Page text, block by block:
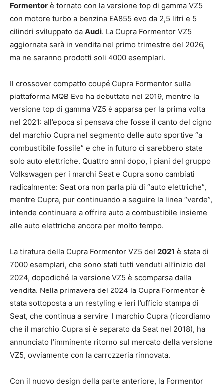
Formentor è tornato con la versione top di gamma VZ5
con motore turbo a benzina EA855 evo da 2,5 litri e 5
cilindri sviluppato da Audi. La Cupra Formentor VZ5
aggiornata sarà in vendita nel primo trimestre del 2026,
ma ne saranno prodotti soli 4000 esemplari.
Il crossover compatto coupé Cupra Formentor sulla
piattaforma MQB Evo ha debuttato nel 2019, mentre la
versione top di gamma VZ5 è apparsa per la prima volta
nel 2021: all’epoca si pensava che fosse il canto del cigno
del marchio Cupra nel segmento delle auto sportive “a
combustibile fossile” e che in futuro ci sarebbero state
solo auto elettriche. Quattro anni dopo, i piani del gruppo
Volkswagen per i marchi Seat e Cupra sono cambiati
radicalmente: Seat ora non parla più di “auto elettriche”,
mentre Cupra, pur continuando a seguire la linea “verde”,
intende continuare a offrire auto a combustibile insieme
alle auto elettriche ancora per molto tempo.
La tiratura della Cupra Formentor VZ5 del 2021 è stata di
7000 esemplari, che sono stati tutti venduti all’inizio del
2024, dopodiché la versione VZ5 è scomparsa dalla
vendita. Nella primavera del 2024 la Cupra Formentor è
stata sottoposta a un restyling e ieri l’ufficio stampa di
Seat, che continua a servire il marchio Cupra (ricordiamo
che il marchio Cupra si è separato da Seat nel 2018), ha
annunciato l’imminente ritorno sul mercato della versione
VZ5, ovviamente con la carrozzeria rinnovata.
Con il nuovo design della parte anteriore, la Formentor